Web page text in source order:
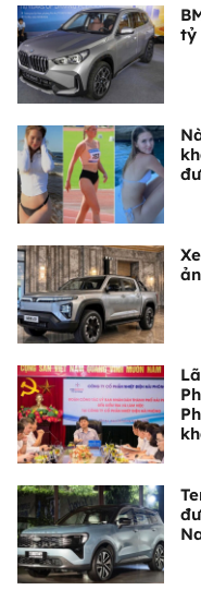
tỷ